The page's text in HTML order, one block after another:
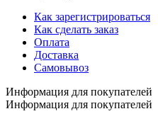
Как зарегистрироваться
Как сделать заказ
Оплата
Доставка
Самовывоз
Информация для покупателей
Информация для покупателей